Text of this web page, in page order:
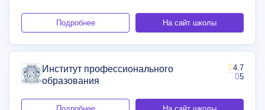
Подробнее На сайт школы
Институт профессионального
образования
4.7
5